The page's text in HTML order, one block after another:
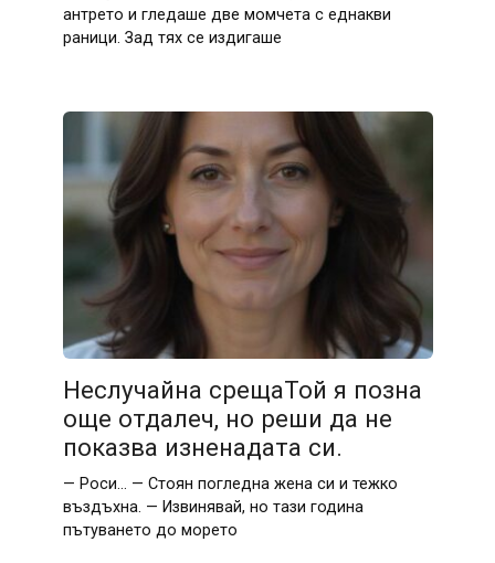
антрето и гледаше две момчета с еднакви
раници. Зад тях се издигаше
Неслучайна срещаТой я позна
още отдалеч, но реши да не
показва изненадата си.
— Роси… — Стоян погледна жена си и тежко
въздъхна. — Извинявай, но тази година
пътуването до морето